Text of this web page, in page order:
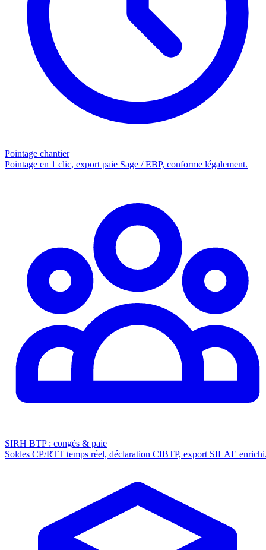
Pointage chantier
Pointage en 1 clic, export paie Sage / EBP, conforme légalement.
SIRH BTP : congés & paie
Soldes CP/RTT temps réel, déclaration CIBTP, export SILAE